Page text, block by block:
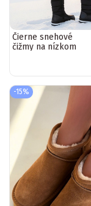
Čierne snehové
čižmy na nízkom
-15%